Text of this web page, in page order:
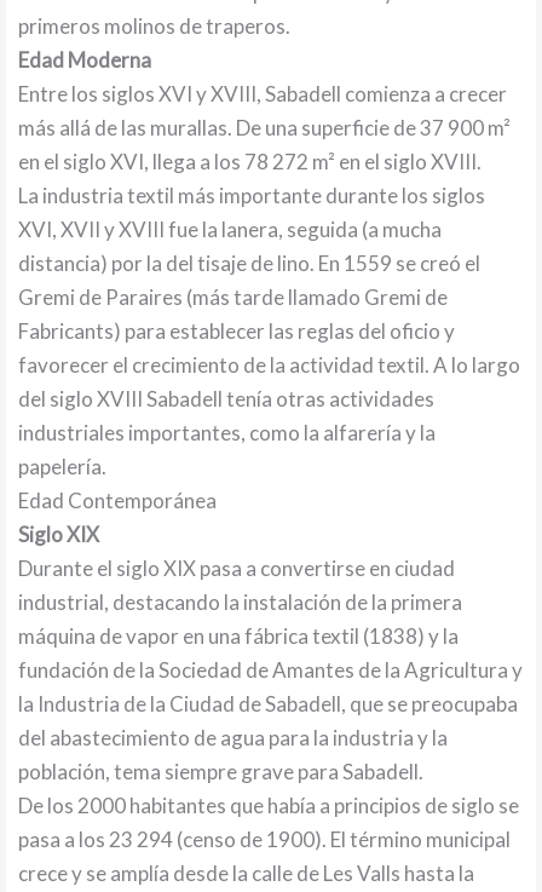
primeros molinos de traperos.
Edad Moderna
Entre los siglos XVI y XVIII, Sabadell comienza a crecer
más allá de las murallas. De una superficie de 37 900 m²
en el siglo XVI, llega a los 78 272 m² en el siglo XVIII.
La industria textil más importante durante los siglos
XVI, XVII y XVIII fue la lanera, seguida (a mucha
distancia) por la del tisaje de lino. En 1559 se creó el
Gremi de Paraires (más tarde llamado Gremi de
Fabricants) para establecer las reglas del oficio y
favorecer el crecimiento de la actividad textil. A lo largo
del siglo XVIII Sabadell tenía otras actividades
industriales importantes, como la alfarería y la
papelería.
Edad Contemporánea
Siglo XIX
Durante el siglo XIX pasa a convertirse en ciudad
industrial, destacando la instalación de la primera
máquina de vapor en una fábrica textil (1838) y la
fundación de la Sociedad de Amantes de la Agricultura y
la Industria de la Ciudad de Sabadell, que se preocupaba
del abastecimiento de agua para la industria y la
población, tema siempre grave para Sabadell.
De los 2000 habitantes que había a principios de siglo se
pasa a los 23 294 (censo de 1900). El término municipal
crece y se amplía desde la calle de Les Valls hasta la